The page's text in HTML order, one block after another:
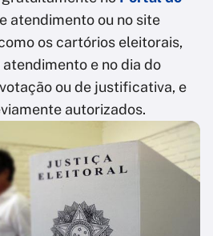
atendimento ou no site
os cartórios eleitorais,
e no dia do
ou de justificativa, e
autorizados.